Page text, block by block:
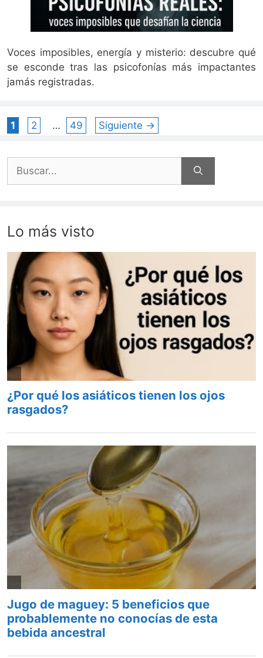
Voces imposibles, energía y misterio: descubre qué
se esconde tras las psicofonías más impactantes
jamás registradas.
Página
1 Página
2 … Página
49 Siguiente →
Lo más visto